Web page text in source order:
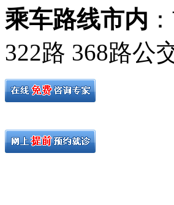
乘车路线市内
322路 368路公